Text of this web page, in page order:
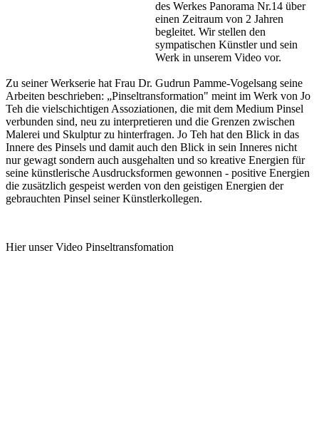
des Werkes Panorama Nr.14 über
einen Zeitraum von 2 Jahren
begleitet. Wir stellen den
sympatischen Künstler und sein
Werk in unserem Video vor.
Zu seiner Werkserie hat Frau Dr. Gudrun Pamme-Vogelsang seine
Arbeiten beschrieben: „Pinseltransformation" meint im Werk von Jo
Teh die vielschichtigen Assoziationen, die mit dem Medium Pinsel
verbunden sind, neu zu interpretieren und die Grenzen zwischen
Malerei und Skulptur zu hinterfragen. Jo Teh hat den Blick in das
Innere des Pinsels und damit auch den Blick in sein Inneres nicht
nur gewagt sondern auch ausgehalten und so kreative Energien für
seine künstlerische Ausdrucksformen gewonnen - positive Energien
die zusätzlich gespeist werden von den geistigen Energien der
gebrauchten Pinsel seiner Künstlerkollegen.
Hier unser Video Pinseltransfomation